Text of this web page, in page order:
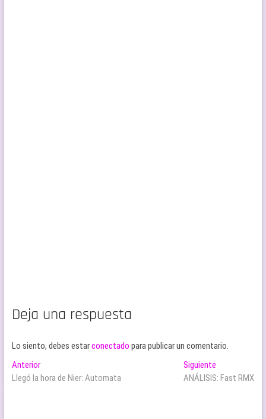
Deja una respuesta
Lo siento, debes estarconectado para publicar un comentario.
Navegación
de
AnteriorEntrada
anterior:
Llegó la hora de Nier: Automata
Siguiente
siguiente:
ANÁLISIS: Fast RMX